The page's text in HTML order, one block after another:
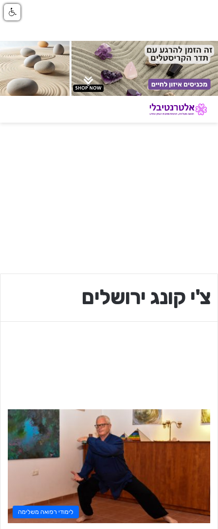
צ'י קונג ירושלים
לימודי רפואה משלימה